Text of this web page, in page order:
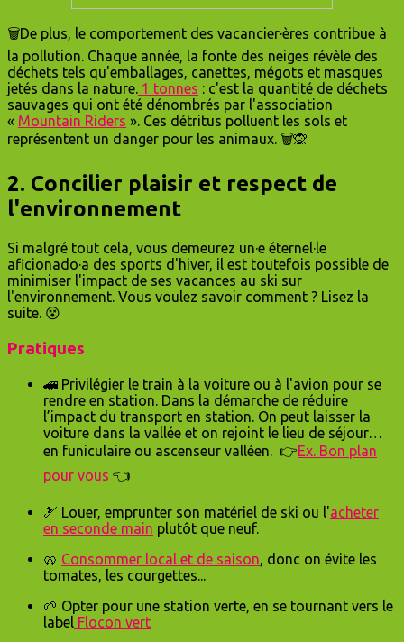
🗑De plus, le comportement des vacancier·ères contribue à
la pollution. Chaque année, la fonte des neiges révèle des
déchets tels qu'emballages, canettes, mégots et masques
jetés dans la nature. 1 tonnes : c'est la quantité de déchets
sauvages qui ont été dénombrés par l'association
« Mountain Riders ». Ces détritus polluent les sols et
représentent un danger pour les animaux. 🗑🙊
2. Concilier plaisir et respect de
l'environnement
Si malgré tout cela, vous demeurez un·e éternel·le
aficionado·a des sports d'hiver, il est toutefois possible de
minimiser l'impact de ses vacances au ski sur
l'environnement. Vous voulez savoir comment ? Lisez la
suite. 😵
Pratiques
🚄 Privilégier le train à la voiture ou à l'avion pour se
rendre en station. Dans la démarche de réduire
l’impact du transport en station. On peut laisser la
voiture dans la vallée et on rejoint le lieu de séjour…
en funiculaire ou ascenseur valléen. 👉Ex. Bon plan
pour vous 👈
🎿 Louer, emprunter son matériel de ski ou l'acheter
en seconde main plutôt que neuf.
🥨 Consommer local et de saison , donc on évite les
tomates, les courgettes...
🌱 Opter pour une station verte, en se tournant vers le
label Flocon vert